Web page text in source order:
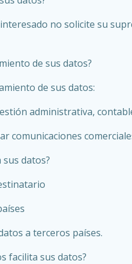
no solicite su
de sus datos?
de sus datos:
administrativa,
comunicaciones
datos?
a terceros países.
facilita sus datos?